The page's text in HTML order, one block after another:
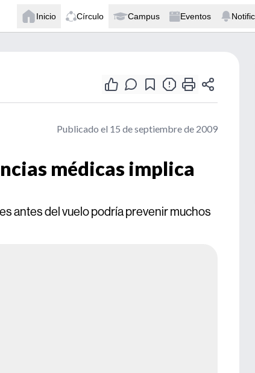
Inicio Círculo Campus Eventos
Publicado el 15 de septiembre de 2009
médicas implica
antes del vuelo podría prevenir muchos